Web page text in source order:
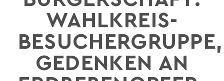
WAHLKREIS-
BESUCHERGRUPPE,
GEDENKEN AN